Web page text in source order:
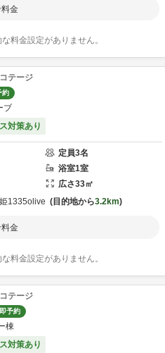
金
料金設定がありません。
テージ
約
ブ
対策あり
定員3名
浴室1室
広さ33㎡
1335olive 目的地から3.2km
金
料金設定がありません。
テージ
即予約
棟
対策あり